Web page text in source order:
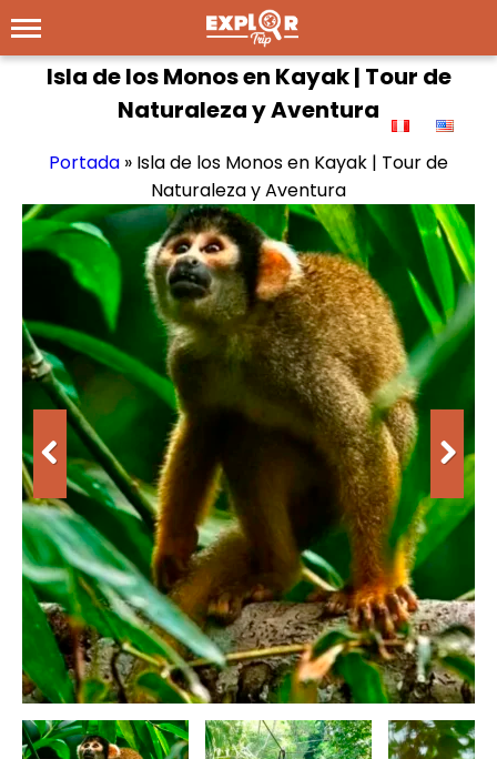
Isla de los Monos en Kayak | Tour de
Naturaleza y Aventura
Portada » Isla de los Monos en Kayak | Tour de
Naturaleza y Aventura